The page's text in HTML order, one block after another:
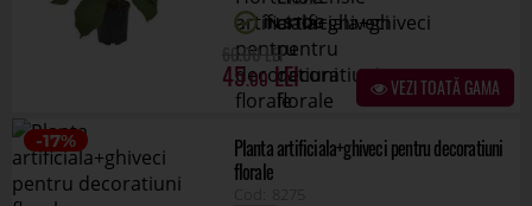
ÎN STOC
60.00
45.00 VEZI TOATĂ GAMA
-17%
Planta artificiala+ghiveci pentru decoratiuni
florale
8275